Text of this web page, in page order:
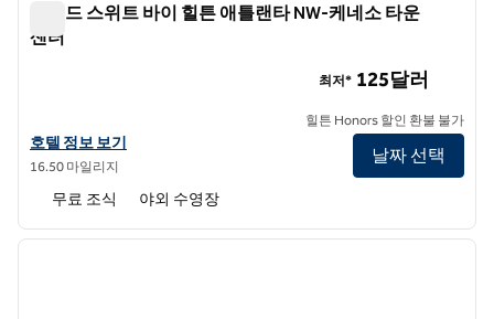
홈우드 스위트 바이 힐튼 애틀랜타 NW-케네소 타운
센터
홈우드 스위트 바이 힐튼 애틀랜타 NW-케네소 타운 센터의 호텔 정보
호텔 정보 보기
16.50 마일리지
최저* 125달러
힐튼 Honors 할인 환불 불가
날짜 선택
무료 조식 야외 수영장
1/12
다음